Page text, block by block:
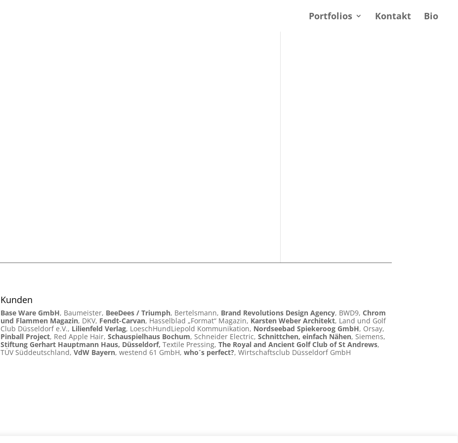
Portfolios Kontakt Bio
Kunden
Base Ware GmbH, Baumeister, BeeDees / Triumph, Bertelsmann, Brand Revolutions Design Agency, BWD9, Chrom
und Flammen Magazin, DKV, Fendt-Carvan, Hasselblad „Format“ Magazin, Karsten Weber Architekt, Land und Golf
Club Düsseldorf e.V., Lilienfeld Verlag, LoeschHundLiepold Kommunikation, Nordseebad Spiekeroog GmbH, Orsay,
Pinball Project, Red Apple Hair, Schauspielhaus Bochum, Schneider Electric, Schnittchen, einfach Nähen, Siemens,
Stiftung Gerhart Hauptmann Haus, Düsseldorf, Textile Pressing, The Royal and Ancient Golf Club of St Andrews,
TÜV Süddeutschland, VdW Bayern, westend 61 GmbH, who´s perfect?, Wirtschaftsclub Düsseldorf GmbH